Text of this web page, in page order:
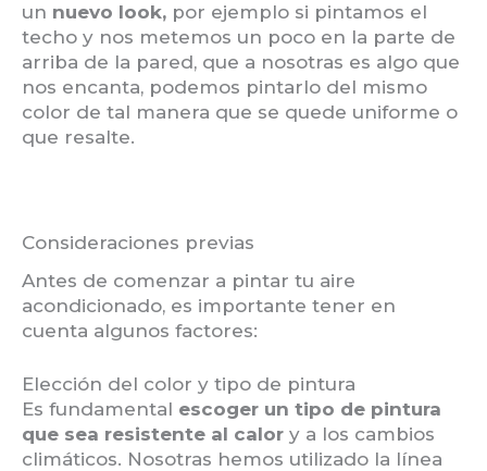
un nuevo look, por ejemplo si pintamos el
techo y nos metemos un poco en la parte de
arriba de la pared, que a nosotras es algo que
nos encanta, podemos pintarlo del mismo
color de tal manera que se quede uniforme o
que resalte.
Consideraciones previas
Antes de comenzar a pintar tu aire
acondicionado, es importante tener en
cuenta algunos factores:
Elección del color y tipo de pintura
Es fundamental escoger un tipo de pintura
que sea resistente al calor y a los cambios
climáticos. Nosotras hemos utilizado la línea